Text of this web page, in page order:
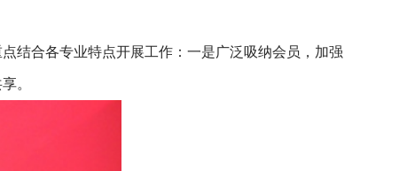
结合各专业特点开展工作：一是广泛吸纳会员，加强
。